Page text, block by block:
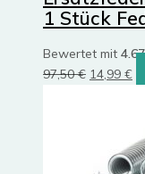
1 Stück
Bewertet mit 4.67
97,50€ 14,99 €